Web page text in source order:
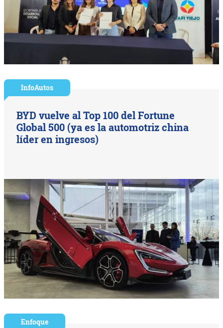
InfoAutos
BYD vuelve al Top 100 del Fortune
Global 500 (ya es la automotriz china
líder en ingresos)
Enfoque